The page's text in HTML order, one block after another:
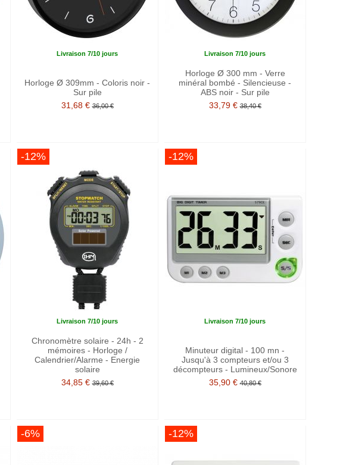
Livraison 7/10 jours
Horloge Ø 309mm - Coloris noir -
Sur pile
31,68 € 36,00 €
Livraison 7/10 jours
Horloge Ø 300 mm - Verre
minéral bombé - Silencieuse -
ABS noir - Sur pile
33,79 € 38,40 €
-12%
Livraison 7/10 jours
Chronomètre solaire - 24h - 2
mémoires - Horloge /
Calendrier/Alarme - Energie
solaire
34,85 € 39,60 €
-12%
Livraison 7/10 jours
Minuteur digital - 100 mn -
Jusqu'à 3 compteurs et/ou 3
décompteurs - Lumineux/Sonore
35,90 € 40,80 €
-6% -12%